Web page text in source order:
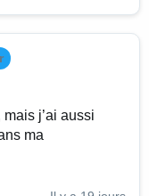
j’ai aussi
ma